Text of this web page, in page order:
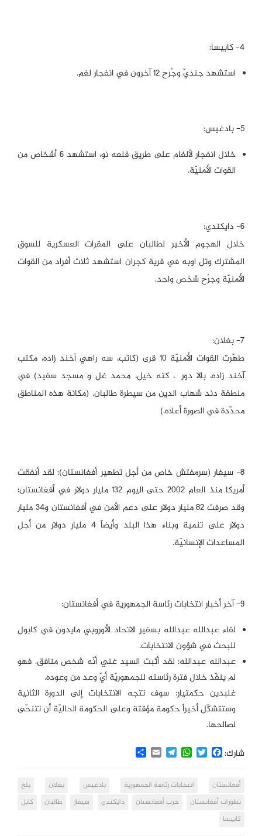
٤- كابيسا:
استشهد جنديّ وجُرح ١٢ آخرون في انفجار لغم.
٥- بادغيس:
خلال انفجار لألغام على طريق قلعه نو، استشهد ٦ أشخاص من
القوات الأمنيّة.
٦- دايكندي:
خلال الهجوم الأخير لطالبان على المقرات العسكرية للسوق
المشترك وتل اوبه في قرية كجران استشهد ثلاث أفراد من القوات
الأمنيّة وجرُح شخص واحد.
٧- بغلان:
طهّرت القوات الأمنيّة ١٠ قرى (كاتب، سه راهي آخند زاده، مکتب
آخند زاده، بالا دوری، کته خیل، محمد غل و مسجد سفید) في
منطقة دند شهاب الدين من سيطرة طالبان. (مكانة هذه المناطق
محدّدة في الصورة أعلاه.)
٨- سيغار (سرمفتش خاص من أجل تطهير أفغانستان): لقد أنفقت
أمريكا منذ العام ٢٠٠٢ حتى اليوم ١٣٢ مليار دولار في أفغانستان؛
وقد صرفت ٨٢ مليار دولار على دعم الأمن في أفغانستان و٣٤ مليار
دولار على تنمية وبناء هذا البلد وأيضاً ٤ مليار دولار من أجل
المساعدات الإنسانيّة.
٩- آخر أخبار انتخابات رئاسة الجمهورية في أفغانستان:
لقاء عبدالله عبدالله بسفير الاتحاد الأوروبي مايدون في كابول
للبحث في شؤون الانتخابات.
عبدالله عبدالله: لقد أثبت السيد غني أنّه شخص منافق. فهو
لم ينفّذ خلال فترة رئاسته للجمهوريّة أيّ وعد من وعوده.
غلبدين حكمتيار: سوف تتجه الانتخابات إلى الدورة الثانية
وستتشكّل أخيراً حكومة مؤقتة وعلى الحكومة الحاليّة أن تتنحّى
لصالحها.
شارك:
Facebook
Twitter
WhatsApp
Telegram
Email
Share
أفغانستان انتخابات رئاسة الجمهورية بادغيس بغلان
بلخ
تطورات أفغانستان
حرب أفغانستان دايكندي سيغار طالبان
كابل
كابيسا